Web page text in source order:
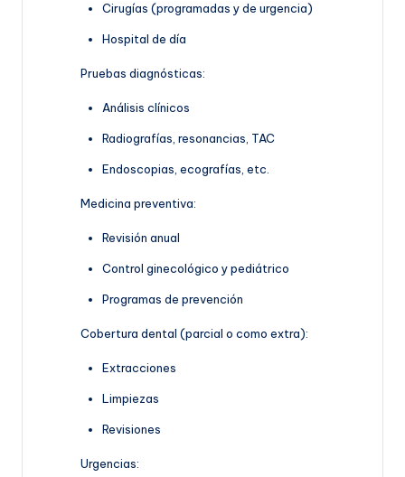
Cirugías (programadas y de urgencia)
Hospital de día
Pruebas diagnósticas:
Análisis clínicos
Radiografías, resonancias, TAC
Endoscopias, ecografías, etc.
Medicina preventiva:
Revisión anual
Control ginecológico y pediátrico
Programas de prevención
Cobertura dental (parcial o como extra):
Extracciones
Limpiezas
Revisiones
Urgencias: